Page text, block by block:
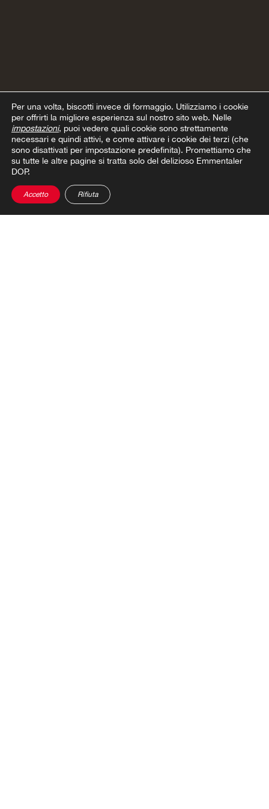
Per una volta, biscotti invece di formaggio. Utilizziamo i cookie
per offrirti la migliore esperienza sul nostro sito web. Nelle
impostazioni, puoi vedere quali cookie sono strettamente
necessari e quindi attivi, e come attivare i cookie dei terzi (che
sono disattivati per impostazione predefinita). Promettiamo che
su tutte le altre pagine si tratta solo del delizioso Emmentaler
DOP.
Accetto Rifiuta